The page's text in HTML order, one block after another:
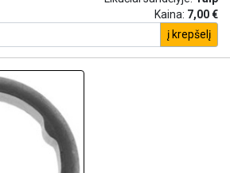
Kaina: 7,00 €
į krepšelį